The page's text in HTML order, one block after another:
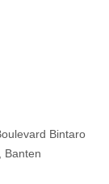
Bintaro
Banten